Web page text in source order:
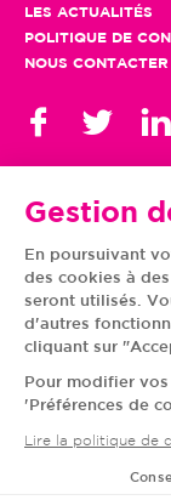
Gestion
En poursuivant
des cookies à
seront utilisés.
d'autres
cliquant sur
Pour modifier
'Préférences de
Lire la politique de
LES ACTUALITÉS
POLITIQUE DE
NOUS CONTACTER
TOUS NOS
AUVERGNE-RHÔNE-
ALPES
BOURGOGNE-
FRANCHE-COMTÉ
BRETAGNE
NORMANDIE